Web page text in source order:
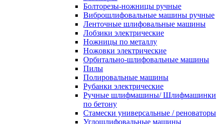
Болторезы-ножницы ручные
Виброшлифовальные машины ручные
Ленточные шлифовальные машины
Лобзики электрические
Ножницы по металлу
Ножовки электрические
Орбитально-шлифовальные машины
Пилы
Полировальные машины
Рубанки электрические
Ручные шлифмашины/ Шлифмашинки
по бетону
Стамески универсальные / реноваторы
Углошлифовальные машины